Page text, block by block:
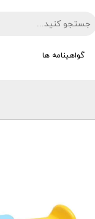
تجهیزات مکانوتراپی
گواهینامه ها